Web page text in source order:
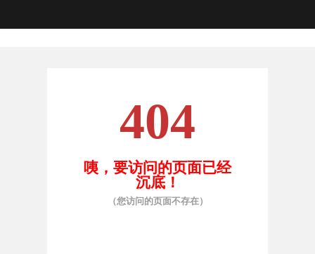
404
咦，要访问的页面已经
沉底！
（您访问的页面不存在）